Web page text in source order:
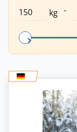
kg -